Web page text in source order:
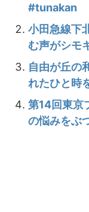
#tunakan
小田急線下
む声がシモ
自由が丘の
れたひと時
第14回東京
の悩みをぶ